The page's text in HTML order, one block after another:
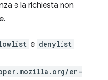
e la richiesta non
e denylist
en-